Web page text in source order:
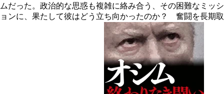
ムだった。政治的な思惑も複雑に絡み合う、その困難なミッシ
ョンに、果たして彼はどう立ち向かったのか？ 奮闘を長期取